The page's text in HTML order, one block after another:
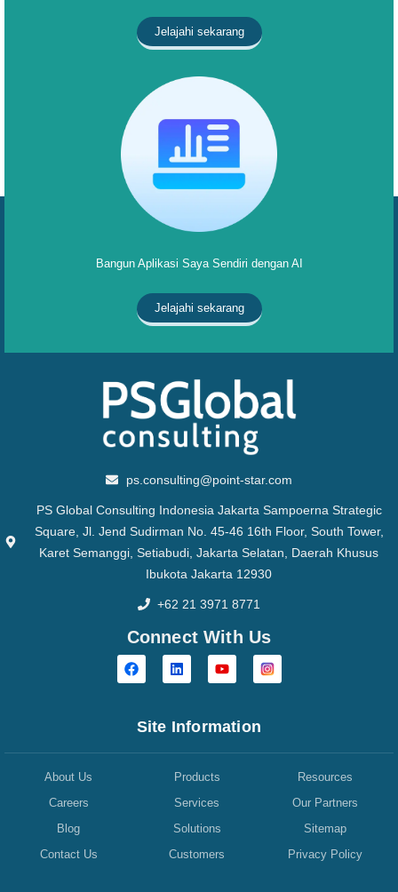
Jelajahi sekarang
Bangun Aplikasi Saya Sendiri dengan AI
Jelajahi sekarang
ps.consulting@point-star.com
PS Global Consulting Indonesia Jakarta Sampoerna Strategic
Square, Jl. Jend Sudirman No. 45-46 16th Floor, South Tower,
Karet Semanggi, Setiabudi, Jakarta Selatan, Daerah Khusus
Ibukota Jakarta 12930
+62 21 3971 8771
Connect With Us
Site Information
About Us
Careers
Blog
Contact Us
Products
Services
Solutions
Customers
Resources
Our Partners
Sitemap
Privacy Policy